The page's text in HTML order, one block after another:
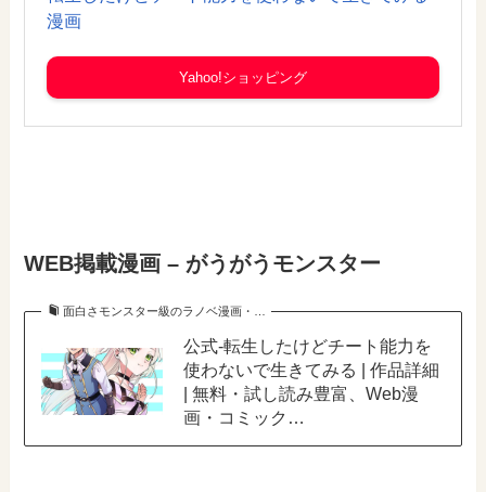
漫画
Yahoo!ショッピング
WEB掲載漫画 – がうがうモンスター
面白さモンスター級のラノベ漫画・…
公式-転生したけどチート能力を
使わないで生きてみる | 作品詳細
| 無料・試し読み豊富、Web漫
画・コミック…